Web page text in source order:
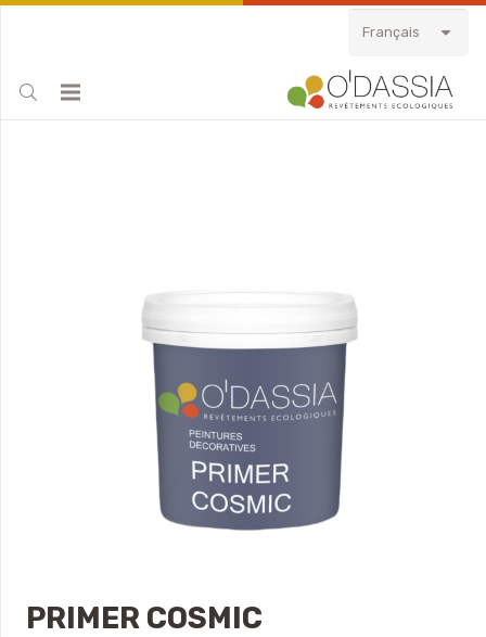
Français
PRIMER COSMIC